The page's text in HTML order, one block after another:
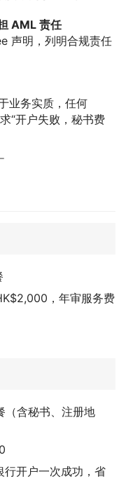
AML 责任
声明，列明合规责任
业务实质，任何
“开户失败，秘书费
，年审服务费
含秘书、注册地
行开户一次成功，省